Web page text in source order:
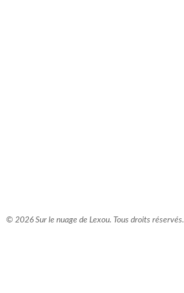
© 2026 Sur le nuage de Lexou. Tous droits réservés.